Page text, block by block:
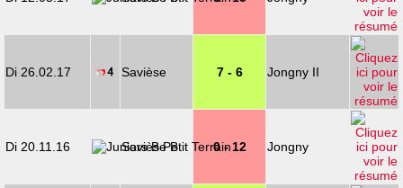
Di 26.02.17 Savièse 7 - 6 Jongny II
Di 20.11.16 Savièse B 0 - 12 Jongny